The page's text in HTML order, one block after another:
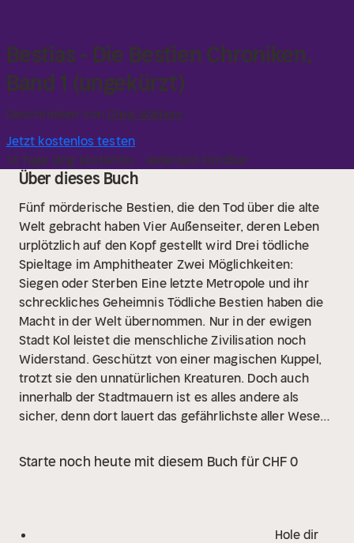
Bestias - Die Bestien Chroniken,
Band 1 (ungekürzt)
Geschrieben von Greg Walters
Jetzt kostenlos testen
14 Tage lang kostenlos · Jederzeit kündbar
Über dieses Buch
Fünf mörderische Bestien, die den Tod über die alte
Welt gebracht haben Vier Außenseiter, deren Leben
urplötzlich auf den Kopf gestellt wird Drei tödliche
Spieltage im Amphitheater Zwei Möglichkeiten:
Siegen oder Sterben Eine letzte Metropole und ihr
schreckliches Geheimnis Tödliche Bestien haben die
Macht in der Welt übernommen. Nur in der ewigen
Stadt Kol leistet die menschliche Zivilisation noch
Widerstand. Geschützt von einer magischen Kuppel,
trotzt sie den unnatürlichen Kreaturen. Doch auch
innerhalb der Stadtmauern ist es alles andere als
sicher, denn dort lauert das gefährlichste aller Wesen
Starte noch heute mit diesem Buch für CHF 0
Hole dir